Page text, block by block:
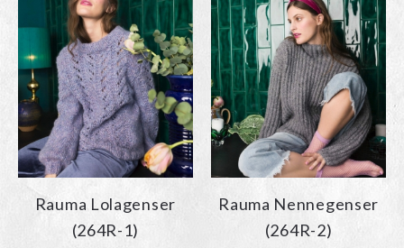
Rauma Lolagenser
(264R-1)
Rauma Nennegenser
(264R-2)